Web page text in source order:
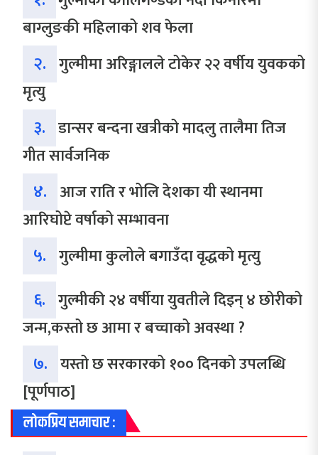
बाग्लुङकी महिलाको शव फेला
२. गुल्मीमा अरिङ्गालले टोकेर २२ वर्षीय युवकको
मृत्यु
३. डान्सर बन्दना खत्रीको मादलु तालैमा तिज
गीत सार्वजनिक
४. आज राति र भोलि देशका यी स्थानमा
आरिघोप्टे वर्षाको सम्भावना
५. गुल्मीमा कुलोले बगाउँदा वृद्धको मृत्यु
६. गुल्मीकी २४ वर्षीया युवतीले दिइन् ४ छोरीको
जन्म,कस्तो छ आमा र बच्चाको अवस्था ?
७. यस्तो छ सरकारको १०० दिनको उपलब्धि
[पूर्णपाठ]
लोकप्रिय समाचार :